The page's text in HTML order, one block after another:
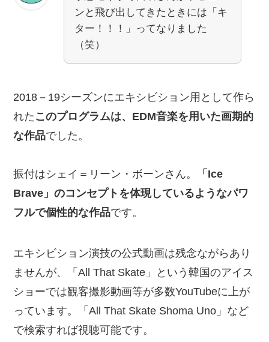
ンと飛び出してきたときには「キ
ター！！！」ってなりました
（笑）
2018－19シーズンにエキシビション用として作ら
れた このプログラムは、EDM音楽を用いた画期的
な作品でした。
振付はシェイ＝リーン・ボーンさん。
「Ice
Brave」のコンセプトを体現しているようなパワ
フルで個性的な作品です。
エキシビション演技の公式動画は残念ながらあり
ませんが、「All That Skate」という韓国のアイス
ショーでは観客撮影動画等が多数YouTubeに上が
っています。「All That Skate Shoma Uno」など
で検索すれば視聴可能です。